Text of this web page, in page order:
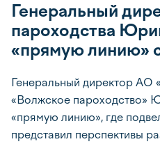
Генеральный
пароходства
«прямую линию»
Генеральный директор АО
«Волжское пароходство»
«прямую линию», где
представил перспективы